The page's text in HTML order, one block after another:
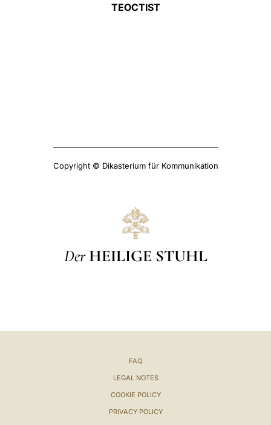
TEOCTIST
Copyright © Dikasterium für Kommunikation
Der HEILIGE STUHL
FAQ
LEGAL NOTES
COOKIE POLICY
PRIVACY POLICY